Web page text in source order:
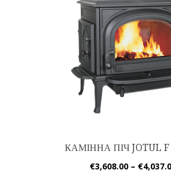
КАМІННА ПІЧ JOTUL F
€3,608.00 – €